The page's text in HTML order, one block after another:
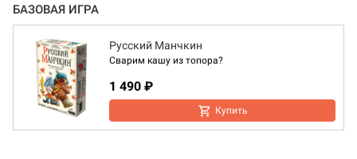
БАЗОВАЯ ИГРА
Русский Манчкин
Сварим кашу из топора?
1 490 ₽
Купить